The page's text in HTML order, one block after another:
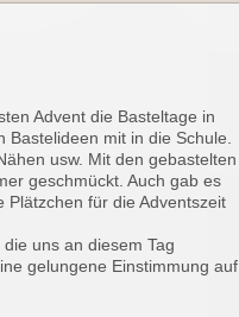
Advent die Basteltage in
mit in die Schule.
usw. Mit den gebastelten
geschmückt. Auch gab es
Plätzchen für die Adventszeit
uns an diesem Tag
gelungene Einstimmung auf